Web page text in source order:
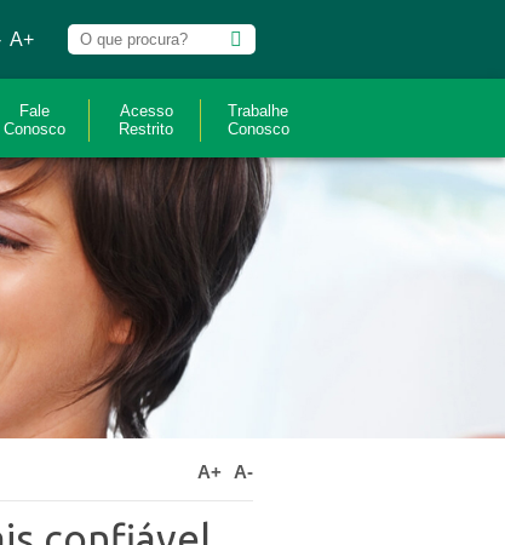
A+
Fale
Conosco
Acesso
Restrito
Trabalhe
Conosco
A+ A-